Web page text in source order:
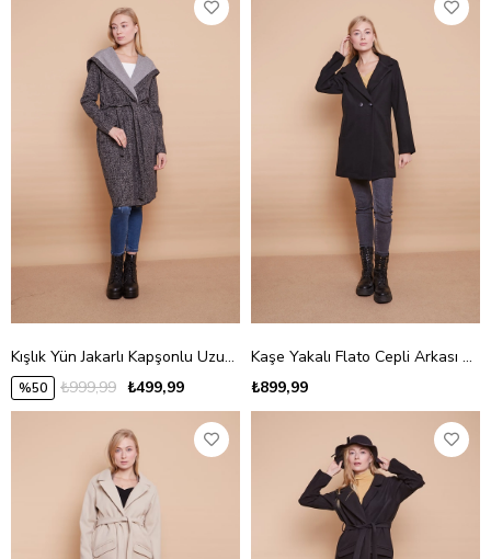
Kışlık Yün Jakarlı Kapşonlu Uzun Kol Anvelop Kruvaze Bağcıklı Hırka Kaban -Siyah Diyogonel
%50 ₺499,99
₺999,99
Kaşe Yakalı Flato Cepli Arkası Ve Kolları Yırtmaçlı Diz Üstü Düğmeli Kaban -Siyah
₺899,99